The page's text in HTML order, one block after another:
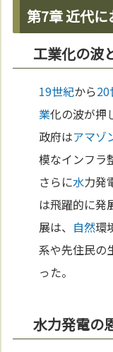
第7章 近代
工業化の波
19世紀から20
業化の波が押
政府はアマゾ
模なインフラ
さらに水力発
は飛躍的に発
展は、 自然環
系や先住民の
った。
水力発電の